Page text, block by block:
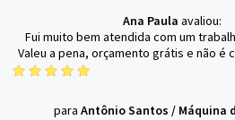
Ana Paula avaliou:
Fui muito bem atendida com um
Valeu a pena, orçamento grátis e não é
para Antônio Santos / Máquina